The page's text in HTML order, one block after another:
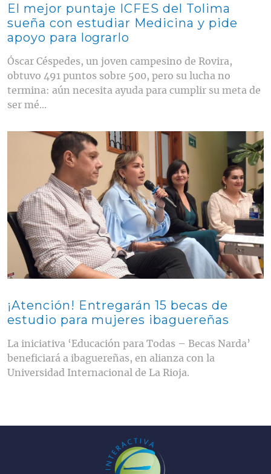
El mejor puntaje ICFES del Tolima
sueña con estudiar Medicina y pide
apoyo para lograrlo
Óscar Céspedes, un joven campesino de Rovira,
obtuvo 491 puntos sobre 500, pero su lucha no
termina: aún necesita ayuda para cumplir su meta de
ser mé...
Contenido multimedia principal
¡Atención! Entregarán 15 becas de
estudio para mujeres ibaguereñas
La iniciativa ‘Educación para Todas – Becas Narda’
beneficiará a ibaguereñas, en alianza con la
Universidad Internacional de La Rioja.